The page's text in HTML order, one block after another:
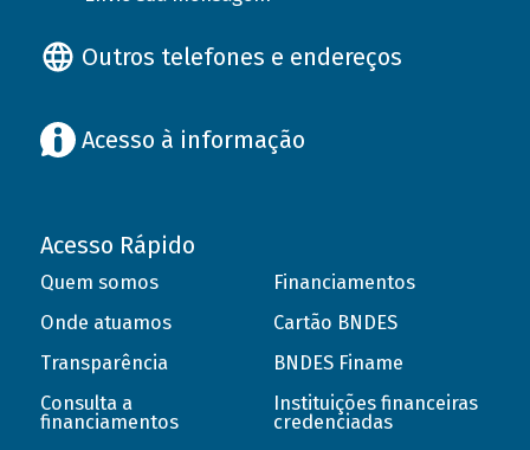
Outros telefones e endereços
Acesso à informação
Acesso Rápido
Quem somos
Onde atuamos
Transparência
Consulta a
financiamentos
Financiamentos
Cartão BNDES
BNDES Finame
Instituições financeiras
credenciadas